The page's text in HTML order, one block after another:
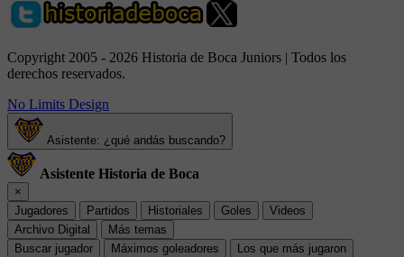
Copyright 2005 - 2026 Historia de Boca Juniors | Todos los
derechos reservados.
No Limits Design
Asistente: ¿qué andás buscando?
Asistente Historia de Boca
×
Jugadores
Partidos Historiales Goles
Videos
Archivo Digital
Más temas
Buscar jugador
Máximos goleadores
Los que más jugaron